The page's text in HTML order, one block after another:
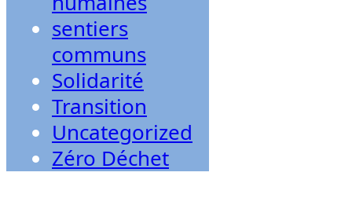
sentiers
communs
Solidarité
Transition
Uncategorized
Zéro Déchet